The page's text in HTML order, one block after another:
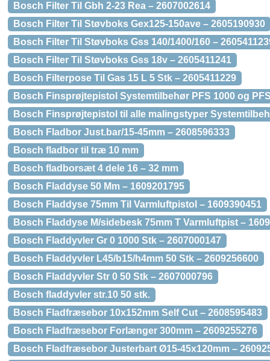
Bosch Filter Til Gbh 2-23 Rea – 2607002614
Bosch Filter Til Støvboks Gex125-150ave – 2605190930
Bosch Filter Til Støvboks Gss 140/1400/160 –
Bosch Filter Til Støvboks Gss 18v – 2605411241
Bosch Filterpose Til Gas 15 L 5 Stk – 2605411229
Bosch Finsprøjtepistol Systemtilbehør PFS 1000 og
Bosch Finsprøjtepistol til alle malingstyper
Bosch Fladbor Just.bar/15-45mm – 2608596333
Bosch fladbor til træ 10 mm
Bosch fladborsæt 4 dele 16 – 32 mm
Bosch Fladdyse 50 Mm – 1609201795
Bosch Fladdyse 75mm Til Varmluftpistol – 1609390451
Bosch Fladdyse M/sidebesk 75mm T Varmluftpist –
Bosch Fladdyvler Gr 0 1000 Stk – 2607000147
Bosch Fladdyvler L45/b15/h4mm 50 Stk – 2609256600
Bosch Fladdyvler Str 0 50 Stk – 2607000796
Bosch fladdyvler str.10 50 stk.
Bosch Fladfræsebor 10x152mm Self Cut – 2608595483
Bosch Fladfræsebor Forlænger 300mm – 2609255276
Bosch Fladfræsebor Justerbart Ø15-45x120mm –